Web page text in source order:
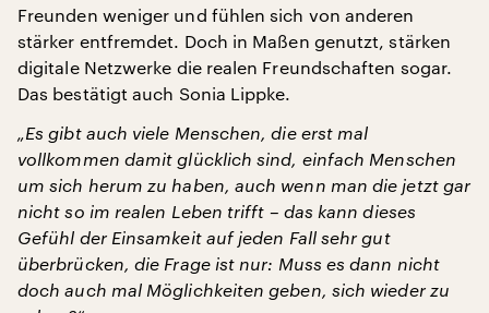
Freunden weniger und fühlen sich von anderen
stärker entfremdet. Doch in Maßen genutzt, stärken
digitale Netzwerke die realen Freundschaften sogar.
Das bestätigt auch Sonia Lippke.
„Es gibt auch viele Menschen, die erst mal
vollkommen damit glücklich sind, einfach Menschen
um sich herum zu haben, auch wenn man die jetzt gar
nicht so im realen Leben trifft – das kann dieses
Gefühl der Einsamkeit auf jeden Fall sehr gut
überbrücken, die Frage ist nur: Muss es dann nicht
doch auch mal Möglichkeiten geben, sich wieder zu